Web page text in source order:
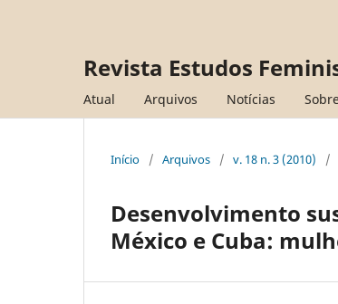
Revista Estudos
Atual Arquivos Notícias
Início / Arquivos / v. 18 n. 3 (2010) /
Desenvolvimento
México e Cuba: